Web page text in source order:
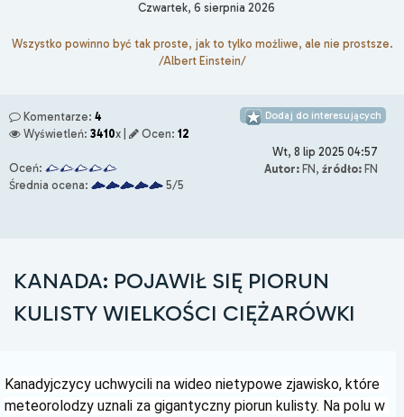
Czwartek, 6 sierpnia 2026
Wszystko powinno być tak proste, jak to tylko możliwe, ale nie prostsze.
/Albert Einstein/
Komentarze: 4
Wyświetleń: 3410x | Ocen: 12
Oceń:
Średnia ocena:
5/5
Dodaj do interesujących
Wt, 8 lip 2025 04:57
Autor: FN, źródło: FN
KANADA: POJAWIŁ SIĘ PIORUN
KULISTY WIELKOŚCI CIĘŻARÓWKI
Kanadyjczycy uchwycili na wideo nietypowe zjawisko, które
meteorolodzy uznali za gigantyczny piorun kulisty. Na polu w